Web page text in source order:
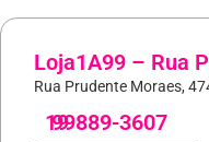
Loja1A99 – Rua
Rua Prudente Moraes,
19
99889-3607